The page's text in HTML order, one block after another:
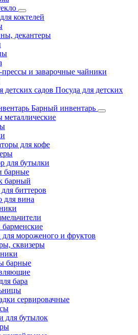
коктелей
декантеры
и заварочные чайники
Посуда для детских
Барный инвентарь
металлические
для кофе
для бутылки
барные
барный
биттеров
для вина
мороженого и фруктов
сквизеры
барные
бара
сервировачные
для бутылок